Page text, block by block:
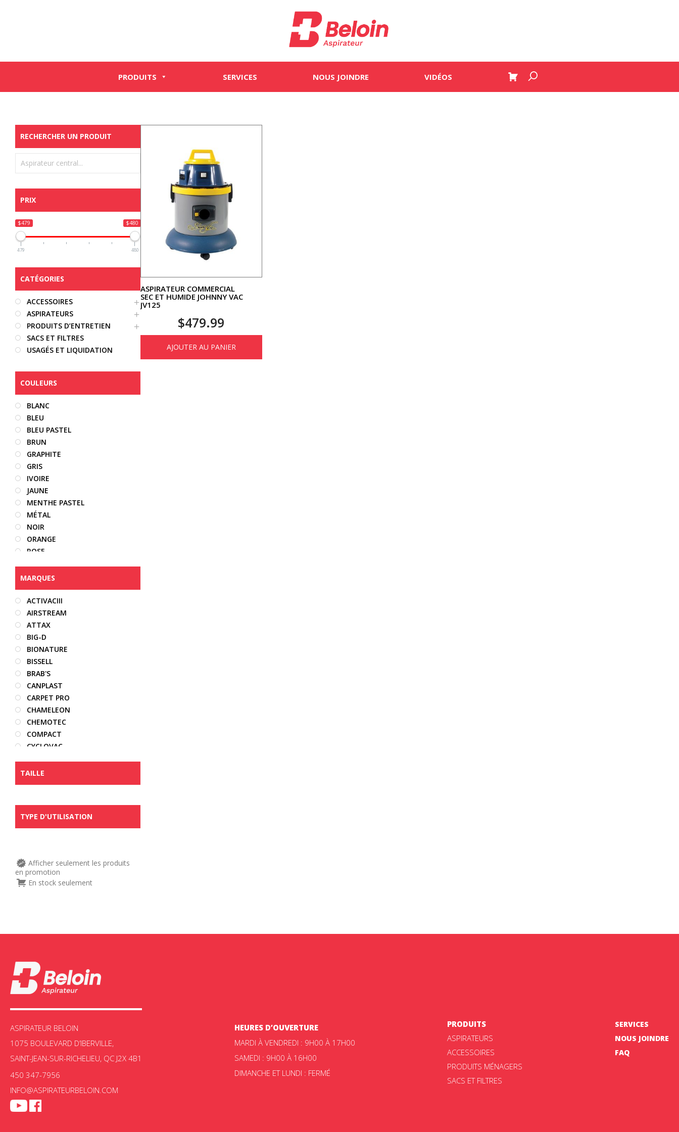
PRODUITS SERVICES NOUS JOINDRE VIDÉOS
RECHERCHER UN PRODUIT
PRIX
$479 $480
479 480
CATÉGORIES
ACCESSOIRES
ASPIRATEURS
PRODUITS D’ENTRETIEN
SACS ET FILTRES
USAGÉS ET LIQUIDATION
COULEURS
BLANC
BLEU
BLEU PASTEL
BRUN
GRAPHITE
GRIS
IVOIRE
JAUNE
MENTHE PASTEL
MÉTAL
NOIR
ORANGE
ROSE
ROUGE
TAUPE
TRANSLUCIDE
VERT
VIOLET
MARQUES
ACTIVACIII
AIRSTREAM
ATTAX
BIG-D
BIONATURE
BISSELL
BRAB'S
CANPLAST
CARPET PRO
CHAMELEON
CHEMOTEC
COMPACT
CYCLOVAC
DIRT DEVIL
DRAINVAC
EDIC
ELECTROLUX
EUREKA
FILTER QUEEN
FROST
KLEENEX
LAVO
MIELE
NILFISK
NUMATIC
PERFECT
PHARAO
PLASTIFLEX
PROTEAM
PULLMAN
RICCAR
TAILLE
TYPE D'UTILISATION
Afficher seulement les produits
en promotion
En stock seulement
ASPIRATEUR COMMERCIAL
SEC ET HUMIDE JOHNNY VAC
JV125
$479.99
AJOUTER AU PANIER
ASPIRATEUR BELOIN
1075 BOULEVARD D’IBERVILLE,
SAINT-JEAN-SUR-RICHELIEU, QC J2X 4B1
450 347-7956
INFO@ASPIRATEURBELOIN.COM
HEURES D’OUVERTURE
MARDI À VENDREDI : 9H00 À 17H00
SAMEDI : 9H00 À 16H00
DIMANCHE ET LUNDI : FERMÉ
PRODUITS
ASPIRATEURS
ACCESSOIRES
PRODUITS MÉNAGERS
SACS ET FILTRES
SERVICES
NOUS JOINDRE
FAQ